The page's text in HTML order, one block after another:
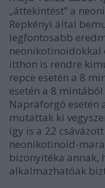
„áttekintést” a
Repkényi által
legfontosabb
neonikotinoidokkal
itthon is rendre
repce esetén a 8
esetén a 8
Napraforgó esetén
mutattak ki
így is a 22
neonikotinoid-
bizonyítéka annak,
alkalmazhatóak